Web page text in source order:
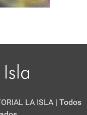
LA ISLA | Todos